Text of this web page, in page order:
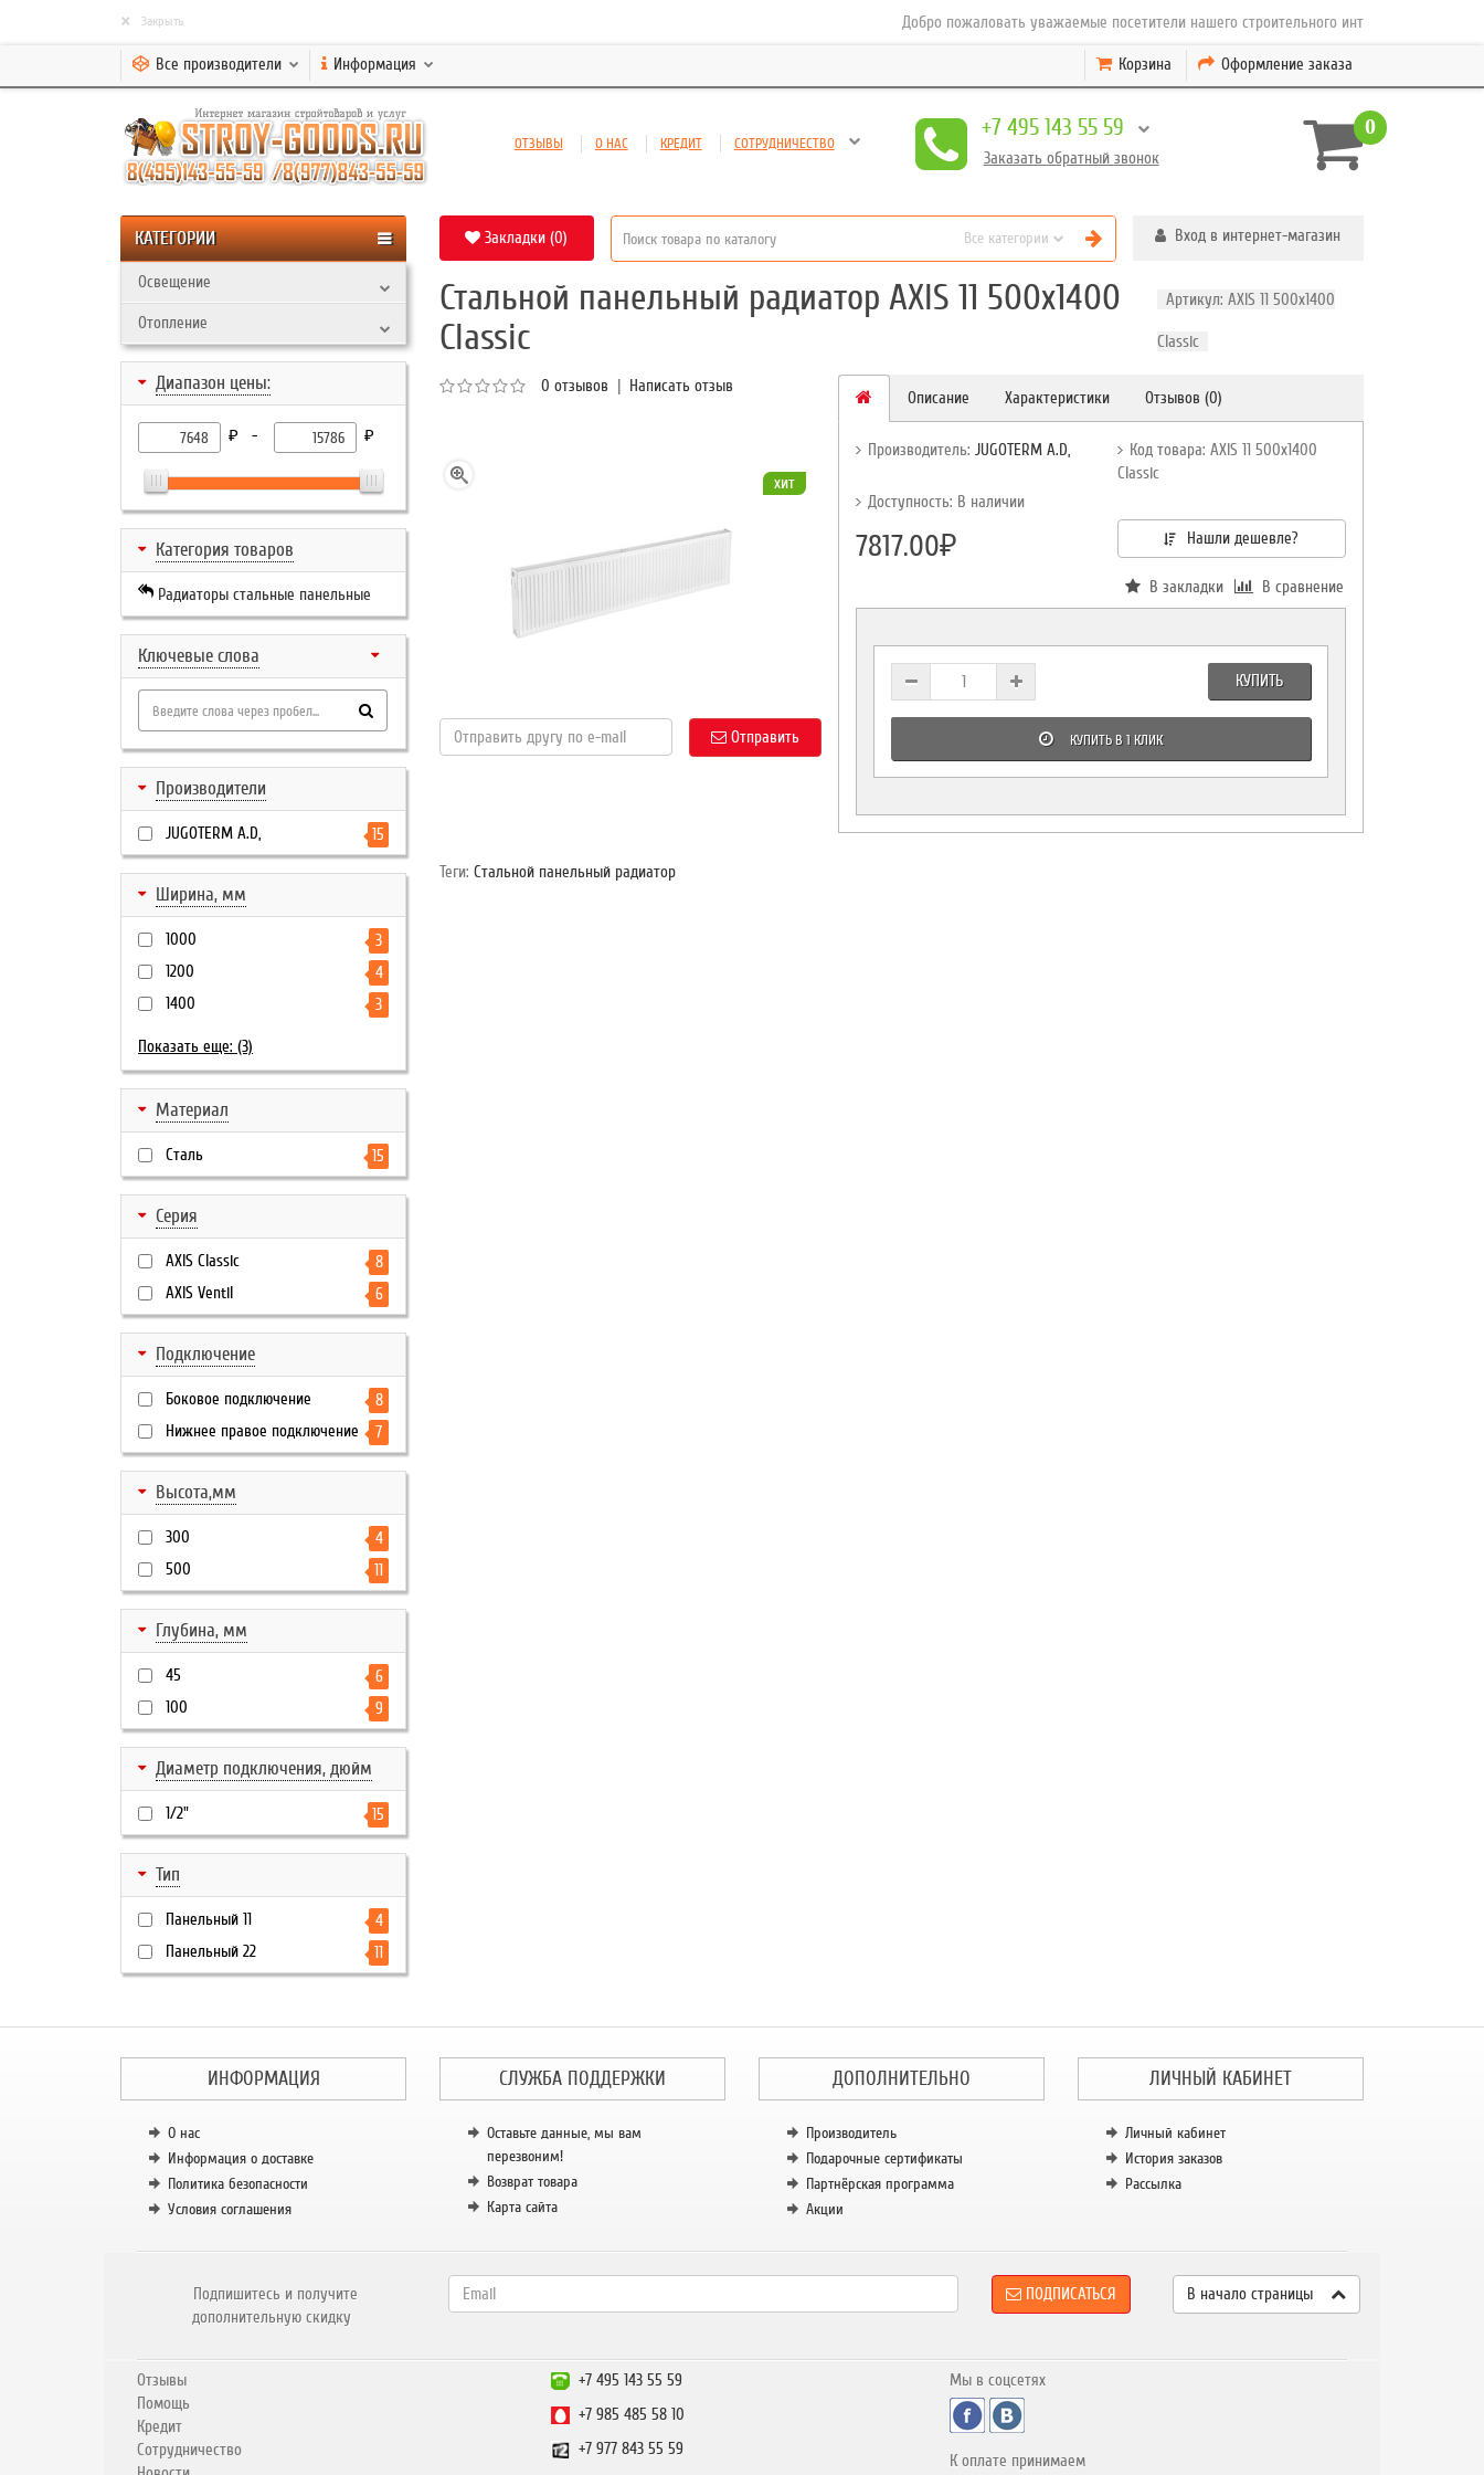
Добро пожаловать уважаемые посетители нашего строительного интернет магазина
× Закрыть
Корзина Оформление заказа
Все производители Информация
ОТЗЫВЫ О НАС КРЕДИТ СОТРУДНИЧЕСТВО
+7 495 143 55 59
Заказать обратный звонок
0
КАТЕГОРИИ
Освещение
Отопление
Закладки (0) Все категории Вход в интернет-магазин
Диапазон цены:
₽ - ₽
Категория товаров
Радиаторы стальные панельные
Ключевые слова
Производители
JUGOTERM A.D, 15
Ширина, мм
1000
3
1200
4
1400
3
Показать еще: (3)
Материал
Сталь 15
Серия
AXIS Classic
8
AXIS Ventil
6
Подключение
Боковое подключение
8
Нижнее правое подключение
7
Высота,мм
300
4
500
11
Глубина, мм
45
6
100
9
Диаметр подключения, дюйм
1/2" 15
Тип
Панельный 11
4
Панельный 22
11
Стальной панельный радиатор AXIS 11 500x1400
Classic
Артикул: AXIS 11 500x1400
Classic
0 отзывов | Написать отзыв
хит
Отправить
Описание Характеристики Отзывов (0)
Производитель:JUGOTERM A.D,
Код товара: AXIS 11 500x1400
Classic
Доступность: В наличии
7817.00₽ Нашли дешевле?
В закладки В сравнение
КУПИТЬ
КУПИТЬ В 1 КЛИК
Теги:Стальной панельный радиатор
ИНФОРМАЦИЯ
О нас
Информация о доставке
Политика безопасности
Условия соглашения
СЛУЖБА ПОДДЕРЖКИ
Оставьте данные, мы вам
перезвоним!
Возврат товара
Карта сайта
ДОПОЛНИТЕЛЬНО
Производитель
Подарочные сертификаты
Партнёрская программа
Акции
ЛИЧНЫЙ КАБИНЕТ
Личный кабинет
История заказов
Рассылка
Подпишитесь и получите
дополнительную скидку
ПОДПИСАТЬСЯ В начало страницы
Отзывы
Помощь
Кредит
Сотрудничество
+7 495 143 55 59
+7 985 485 58 10
+7 977 843 55 59
Мы в соцсетях
К оплате принимаем